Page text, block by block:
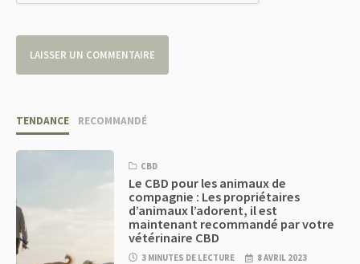
TENDANCE RECOMMANDÉ
CBD
Le CBD pour les animaux de
compagnie : Les propriétaires
d’animaux l’adorent, il est
maintenant recommandé par votre
vétérinaire CBD
3 MINUTES DE LECTURE 8 AVRIL 2023